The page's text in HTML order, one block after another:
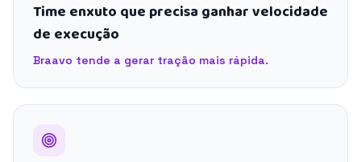
Time enxuto que precisa ganhar velocidade
de execução
Braavo tende a gerar tração mais rápida.